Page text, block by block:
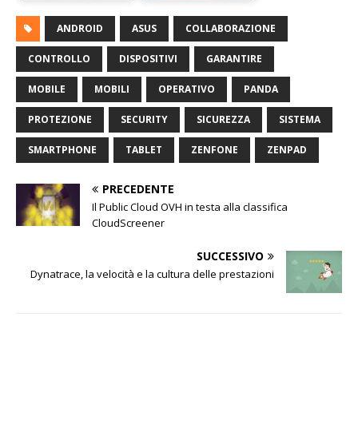
ANDROID ASUS COLLABORAZIONE
CONTROLLO DISPOSITIVI GARANTIRE
MOBILE MOBILI OPERATIVO PANDA
PROTEZIONE SECURITY SICUREZZA SISTEMA
SMARTPHONE TABLET ZENFONE ZENPAD
PRECEDENTE
Il Public Cloud OVH in testa alla classifica
CloudScreener
SUCCESSIVO
Dynatrace, la velocità e la cultura delle prestazioni